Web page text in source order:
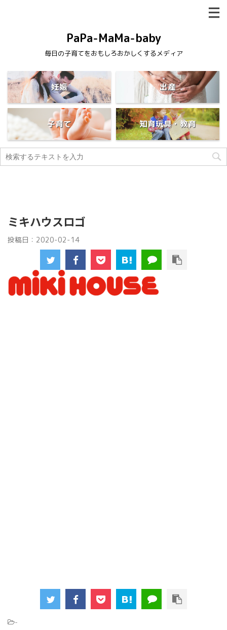
PaPa-MaMa-baby
毎日の子育てをおもしろおかしくするメディア
妊娠 出産
子育て 知育玩具・教育
ミキハウスロゴ
投稿日： 2020-02-14
-